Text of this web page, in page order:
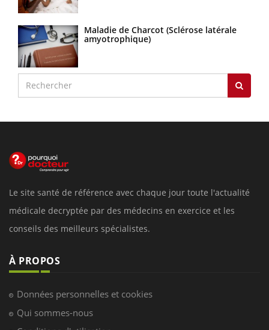
Maladie de Charcot (Sclérose latérale
amyotrophique)
Le site santé de référence avec chaque jour toute l'actualité
médicale decryptée par des médecins en exercice et les
conseils des meilleurs spécialistes.
À PROPOS
Données personnelles et cookies
Qui sommes-nous